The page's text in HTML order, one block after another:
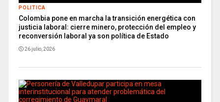
POLITICA
Colombia pone en marcha la transición energética con
justicia laboral: cierre minero, protección del empleo y
reconversión laboral ya son política de Estado
26 julio, 2026